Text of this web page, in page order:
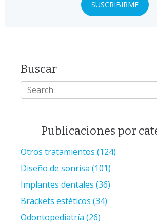
Buscar
Publicaciones por
Otros tratamientos (124)
Diseño de sonrisa (101)
Implantes dentales (36)
Brackets estéticos (34)
Odontopediatría (26)